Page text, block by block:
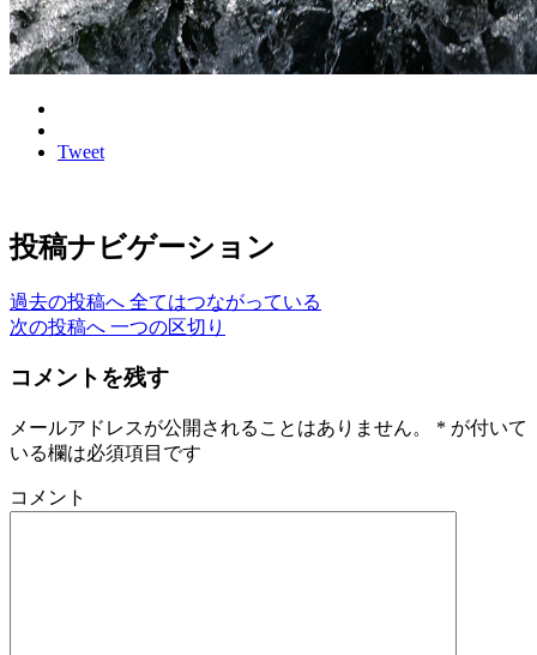
Tweet
投稿ナビゲーション
過去の投稿へ 全てはつながっている
次の投稿へ 一つの区切り
コメントを残す
メールアドレスが公開されることはありません。 * が付いて
いる欄は必須項目です
コメント